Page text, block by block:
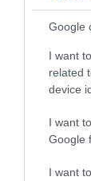
Google
I want
related
device
I want
Google
I want
Koristite loptice
uzmite
stolicustavite
polako prema